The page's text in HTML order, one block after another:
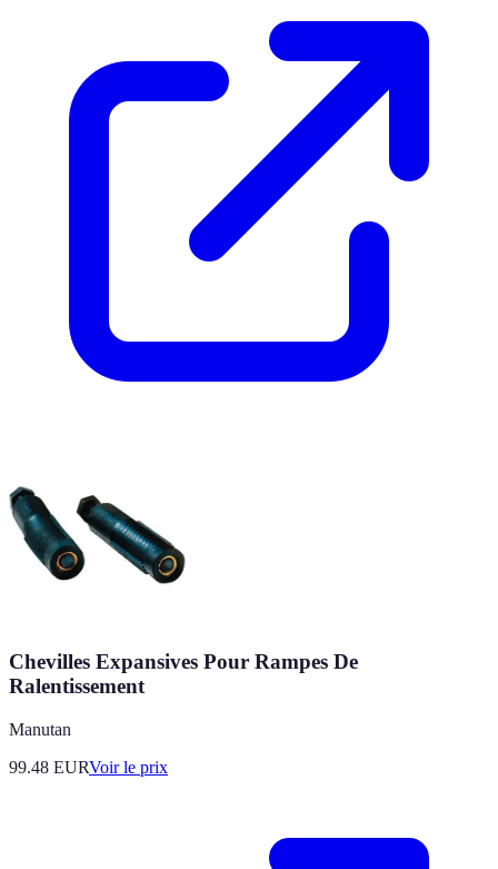
Chevilles Expansives Pour Rampes De
Ralentissement
Manutan
99.48 EURVoir le prix